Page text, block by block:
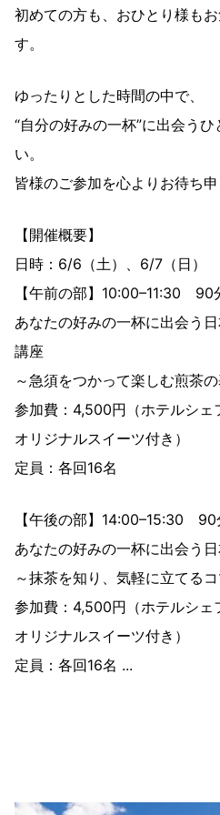
初めての方も、おひとり様も
す。
ゆったりとした時間の中で、
“自分の好みの一杯”に出会う
い。
皆様のご参加を心よりお待ち申
【開催概要】
日時：6/6（土）、6/7（日）
【午前の部】10:00–11:30 90
あなたの好みの一杯に出会う
講座
～急須をつかって楽しむ煎茶
参加費：4,500円（ホテルシェ
オリジナルスイーツ付き）
定員：各回16名
【午後の部】14:00–15:30 90
あなたの好みの一杯に出会う
～抹茶を知り、気軽に立てるコ
参加費：4,500円（ホテルシェ
オリジナルスイーツ付き）
定員：各回16名 ...